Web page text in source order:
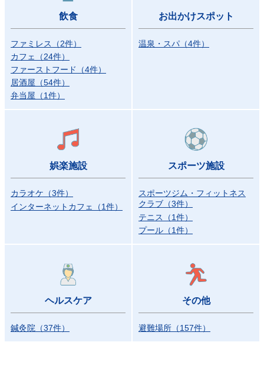
飲食
ファミレス （2件）
カフェ
（24件）
ファーストフード
（4件）
居酒屋 （54件）
弁当屋 （1件）
お出かけスポット
温泉・スパ （4件）
娯楽施設
カラオケ （3件）
インターネットカフェ
（1件）
スポーツ施設
スポーツジム・フィットネス
クラブ （3件）
テニス
（1件）
プール （1件）
ヘルスケア
鍼灸院 （37件）
その他
避難場所 （157件）